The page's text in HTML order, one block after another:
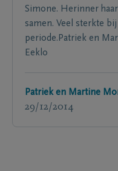
Simone. Herinner
samen. Veel sterkte
periode.Patriek en
Eeklo
Patriek en Martine
29/12/2014